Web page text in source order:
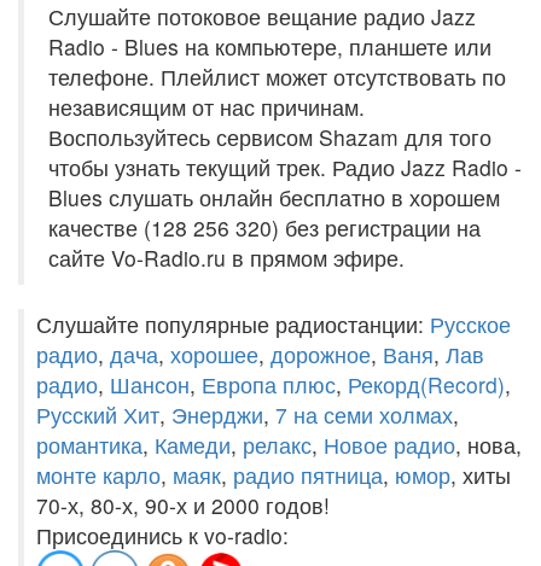
Слушайте потоковое вещание радио Jazz
Radio - Blues на компьютере, планшете или
телефоне. Плейлист может отсутствовать по
независящим от нас причинам.
Воспользуйтесь сервисом Shazam для того
чтобы узнать текущий трек. Радио Jazz Radio -
Blues слушать онлайн бесплатно в хорошем
качестве (128 256 320) без регистрации на
сайте Vo-Radio.ru в прямом эфире.
Слушайте популярные радиостанции: Русское
радио, дача, хорошее, дорожное, Ваня, Лав
радио, Шансон, Европа плюс, Рекорд(Record),
Русский Хит, Энерджи, 7 на семи холмах,
романтика, Камеди, релакс, Новое радио, нова,
монте карло, маяк, радио пятница, юмор, хиты
70-х, 80-х, 90-х и 2000 годов!
Присоединись к vo-radio: